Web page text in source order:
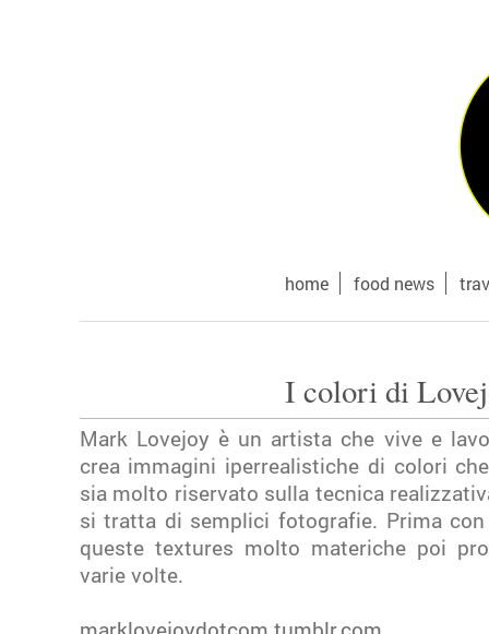
home food news
I colori di
Mark Lovejoy è un artista che vive e
crea immagini iperrealistiche di colori
sia molto riservato sulla tecnica
si tratta di semplici fotografie. Prima
queste textures molto materiche poi
varie volte.